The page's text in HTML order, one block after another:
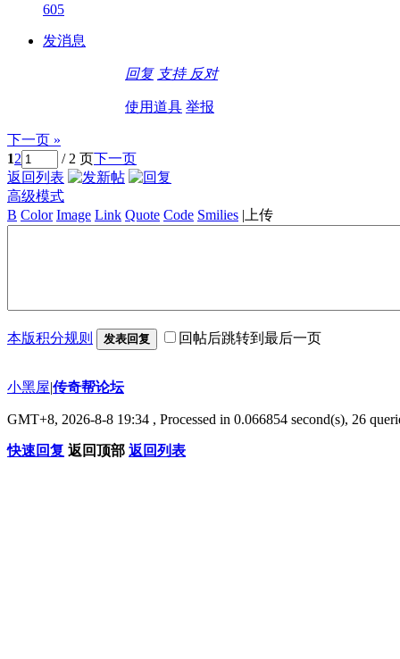
605
发消息
回复 支持 反对
使用道具 举报
下一页 »
12 / 2 页下一页
返回列表
高级模式
B Color Image Link Quote Code Smilies | 上传
本版积分规则 发表回复 回帖后跳转到最后一页
小黑屋|传奇帮论坛
GMT+8, 2026-8-8 19:34 , Processed in 0.066854 second(s), 26
快速回复 返回顶部 返回列表